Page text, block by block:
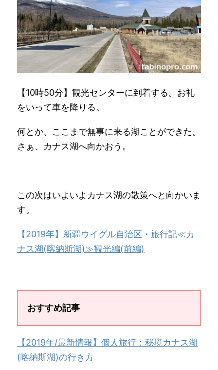
【10時50分】観光センターに到着する。お礼
をいって車を降りる。
何とか、ここまで無事に来る湖ことができた。
さぁ、カナス湖へ向かおう。
この次はいよいよカナス湖の散策へと向かいま
す。
【2019年】新疆ウイグル自治区・旅行記≪カ
ナス湖(喀納斯湖)≫観光編(前編)
おすすめ記事
【2019年/最新情報】個人旅行：秘境カナス湖
(喀納斯湖)の行き方